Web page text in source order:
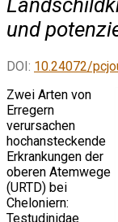
und
DOI: 10.24072/
Zwei Arten von
Erregern
verursachen
hochansteckende
Erkrankungen der
oberen Atemwege
(URTD) bei
Cheloniern:
Testudinidae